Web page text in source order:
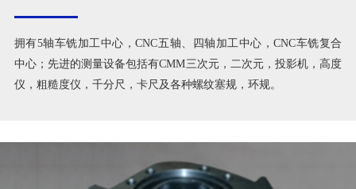
拥有5轴车铣加工中心，CNC五轴、四轴加工中心，CNC车铣复合
中心；先进的测量设备包括有CMM三次元，二次元，投影机，高度
仪，粗糙度仪，千分尺，卡尺及各种螺纹塞规，环规。